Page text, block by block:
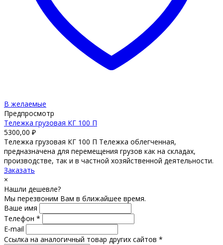
В желаемые
Предпросмотр
Тележка грузовая КГ 100 П
5300,00 ₽
Тележка грузовая КГ 100 П Тележка облегченная,
предназначена для перемещения грузов как на складах,
производстве, так и в частной хозяйственной деятельности.
Заказать
×
Нашли дешевле?
Мы перезвоним Вам в ближайшее время.
Ваше имя
Телефон *
E-mail
Ссылка на аналогичный товар других сайтов *